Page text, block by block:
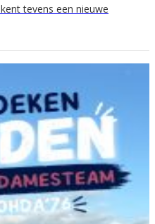
tevens een nieuwe